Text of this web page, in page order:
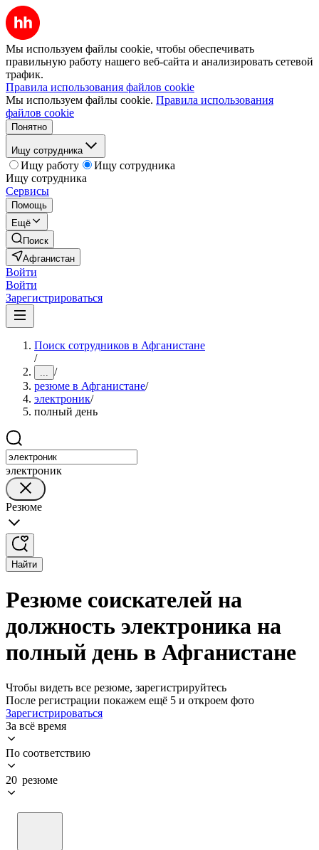
Мы используем файлы cookie, чтобы обеспечивать
правильную работу нашего веб-сайта и анализировать сетевой
трафик.
Правила использования файлов cookie
Мы используем файлы cookie. Правила использования
файлов cookie
Понятно
Ищу сотрудника
Ищу работу
Ищу сотрудника
Ищу сотрудника
Сервисы
Помощь
Ещё
Поиск
Афганистан
Войти
Войти
Зарегистрироваться
Поиск сотрудников в Афганистане
/
... /
резюме в Афганистане/
электроник/
полный день
электроник
Резюме
Найти
Резюме соискателей на
должность электроника на
полный день в Афганистане
Чтобы видеть все резюме, зарегистрируйтесь
После регистрации покажем ещё 5 и откроем фото
Зарегистрироваться
За всё время
По соответствию
20 резюме